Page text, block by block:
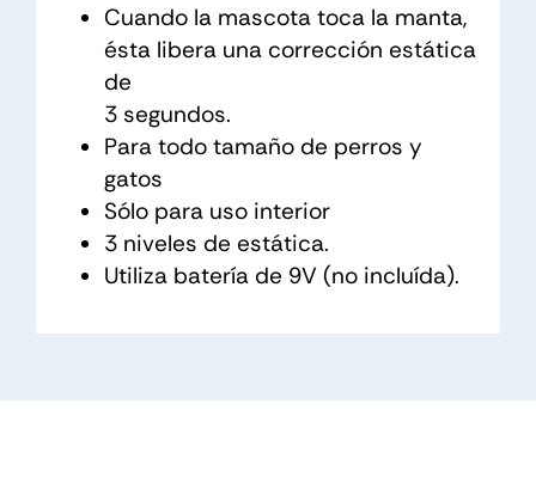
Cuando la mascota toca la manta,
ésta libera una corrección estática
de
3 segundos.
Para todo tamaño de perros y
gatos
Sólo para uso interior
3 niveles de estática.
Utiliza batería de 9V (no incluída).